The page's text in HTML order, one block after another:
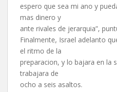
espero que sea mi ano y
mas dinero y
ante rivales de jerarquia”,
Finalmente, Israel adelanto
el ritmo de la
preparacion, y lo bajara en la
trabajara de
ocho a seis asaltos.